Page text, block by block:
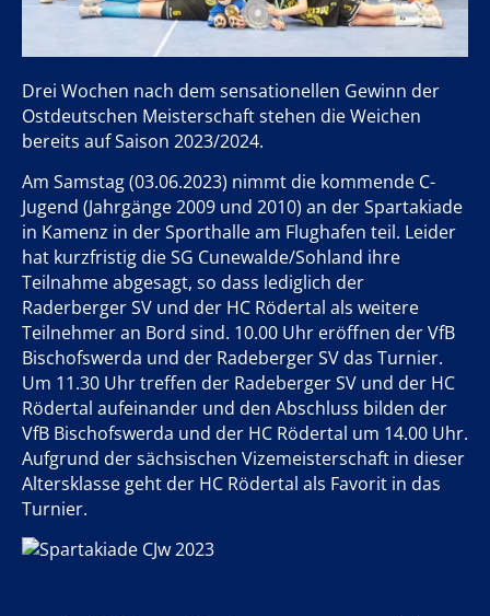
Drei Wochen nach dem sensationellen Gewinn der
Ostdeutschen Meisterschaft stehen die Weichen
bereits auf Saison 2023/2024.
Am Samstag (03.06.2023) nimmt die kommende C-
Jugend (Jahrgänge 2009 und 2010) an der Spartakiade
in Kamenz in der Sporthalle am Flughafen teil. Leider
hat kurzfristig die SG Cunewalde/Sohland ihre
Teilnahme abgesagt, so dass lediglich der
Raderberger SV und der HC Rödertal als weitere
Teilnehmer an Bord sind. 10.00 Uhr eröffnen der VfB
Bischofswerda und der Radeberger SV das Turnier.
Um 11.30 Uhr treffen der Radeberger SV und der HC
Rödertal aufeinander und den Abschluss bilden der
VfB Bischofswerda und der HC Rödertal um 14.00 Uhr.
Aufgrund der sächsischen Vizemeisterschaft in dieser
Altersklasse geht der HC Rödertal als Favorit in das
Turnier.